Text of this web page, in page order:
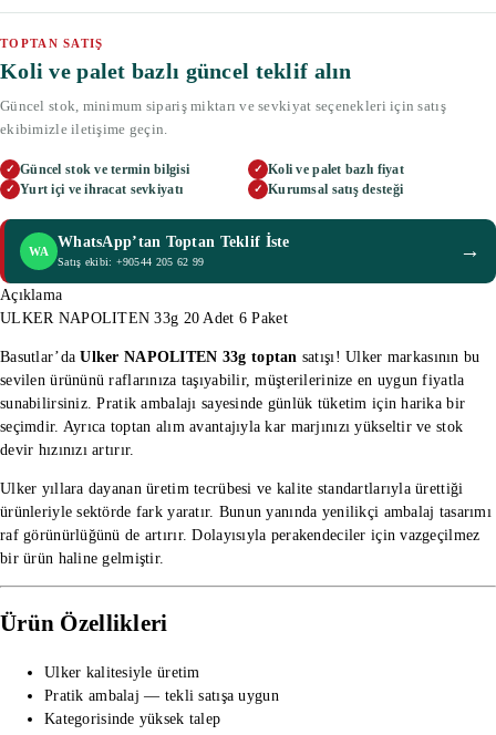
TOPTAN SATIŞ
Koli ve palet bazlı güncel teklif alın
Güncel stok, minimum sipariş miktarı ve sevkiyat seçenekleri için satış
ekibimizle iletişime geçin.
✓ Güncel stok ve termin bilgisi ✓ Koli ve palet bazlı fiyat
✓ Yurt içi ve ihracat sevkiyatı ✓ Kurumsal satış desteği
WA
WhatsApp’tan Toptan Teklif İste
Satış ekibi: +90544 205 62 99 →
Açıklama
ULKER NAPOLITEN 33g 20 Adet 6 Paket
Basutlar’daUlker NAPOLITEN 33g toptan satışı! Ulker markasının bu
sevilen ürününü raflarınıza taşıyabilir, müşterilerinize en uygun fiyatla
sunabilirsiniz. Pratik ambalajı sayesinde günlük tüketim için harika bir
seçimdir. Ayrıca toptan alım avantajıyla kar marjınızı yükseltir ve stok
devir hızınızı artırır.
Ulker yıllara dayanan üretim tecrübesi ve kalite standartlarıyla ürettiği
ürünleriyle sektörde fark yaratır. Bunun yanında yenilikçi ambalaj tasarımı
raf görünürlüğünü de artırır. Dolayısıyla perakendeciler için vazgeçilmez
bir ürün haline gelmiştir.
Ürün Özellikleri
Ulker kalitesiyle üretim
Pratik ambalaj — tekli satışa uygun
Kategorisinde yüksek talep